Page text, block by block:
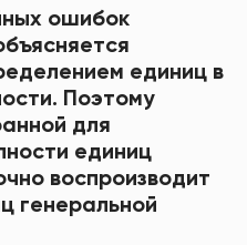
ошибок
единиц в
Поэтому
для
единиц
воспроизводит
генеральной